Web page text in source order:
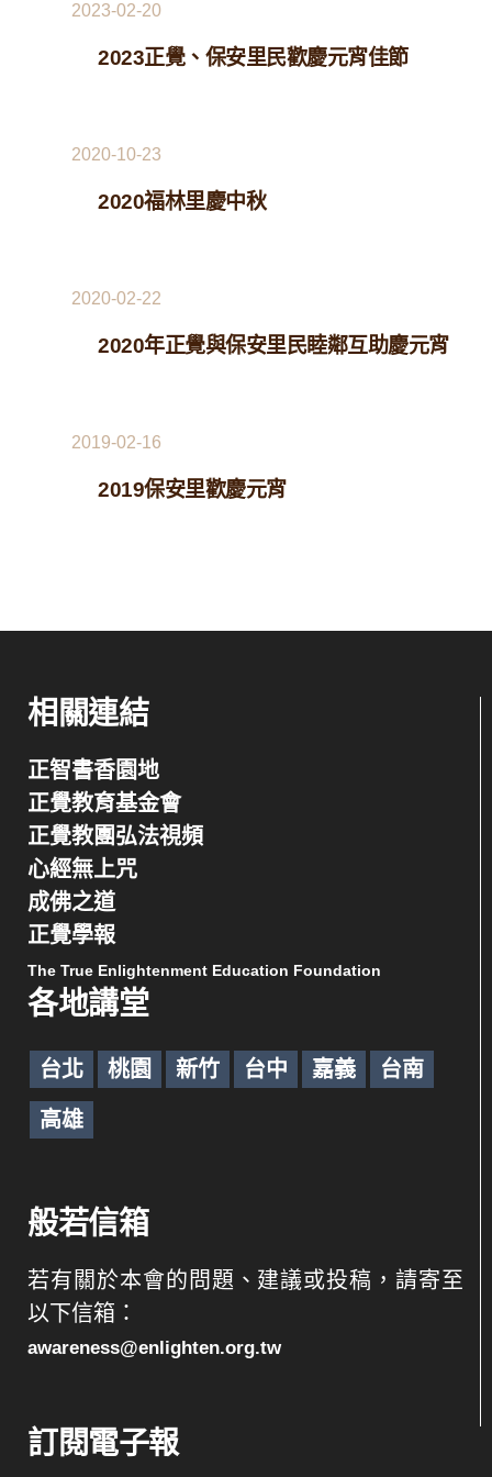
2023-02-20
2023正覺、保安里民歡慶元宵佳節
2020-10-23
2020福林里慶中秋
2020-02-22
2020年正覺與保安里民睦鄰互助慶元宵
2019-02-16
2019保安里歡慶元宵
相關連結
正智書香園地
正覺教育基金會
正覺教團弘法視頻
心經無上咒
成佛之道
正覺學報
The True Enlightenment Education Foundation
各地講堂
台北 桃園 新竹 台中 嘉義 台南
高雄
般若信箱
若有關於本會的問題、建議或投稿，請寄至
以下信箱：
awareness@enlighten.org.tw
訂閱電子報